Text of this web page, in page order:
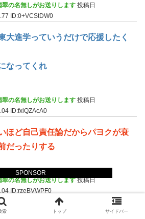
SPONSOR
の名無しがお送りします 投稿日
ID:0+VCStDW0
大進学っていうだけで応援したく
なってくれ
の名無しがお送りします 投稿日
ID:fxlQZAcA0
ほど自己責任論だからパヨクが衰
だったりする
の名無しがお送りします投稿日
ID:rzeBVWPF0
の国ってぐらい環境違うもんな
索 トップ サイドバー